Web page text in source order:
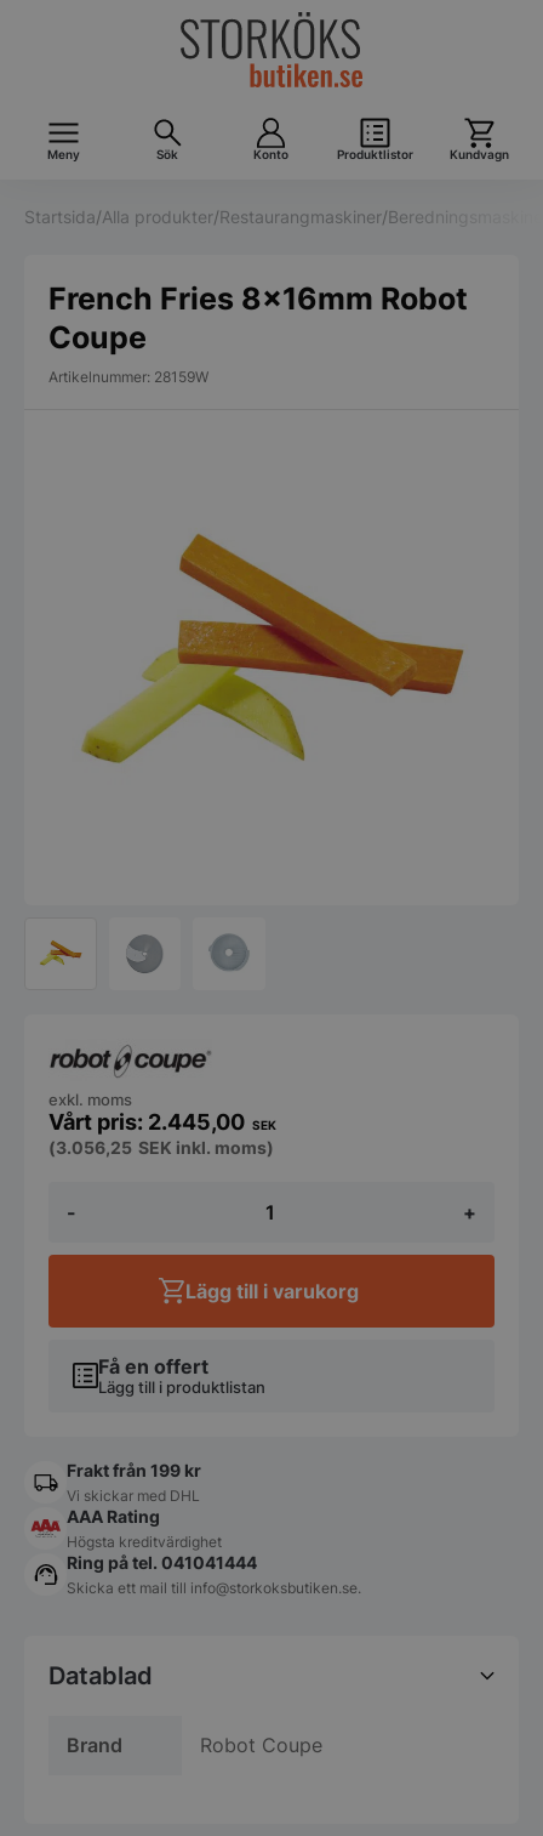
Meny Sök Konto Produktlistor Kundvagn
Startsida/Alla produkter/Restaurangmaskiner/
French Fries 8x16mm Robot
Coupe
Artikelnummer: 28159W
-
Fries
Robot
+
2.445,00 SEK
exkl. moms
(3.056,25 SEK inkl. moms)
Få en offert
Lägg till i produktlistan
Lägg till i varukorg
Frakt från 199 kr
Vi skickar med DHL
AAA Rating
Högsta kreditvärdighet
Ring på tel. 041041444
Skicka ett mail till info@storkoksbutiken.se.
Datablad
Brand Robot Coupe